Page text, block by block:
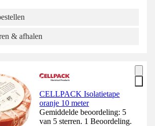
& afhalen
CELLPACK Isolatietape
oranje 10 meter
Gemiddelde beoordeling: 5
van 5 sterren. 1 Beoordeling.